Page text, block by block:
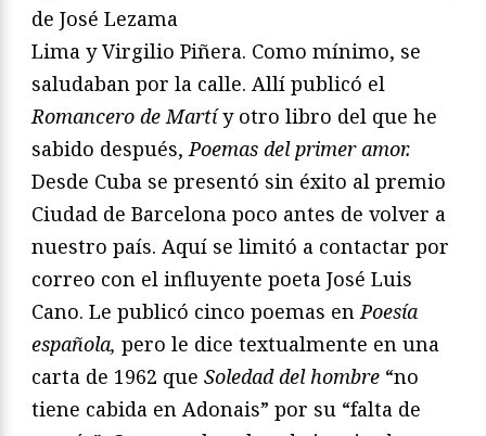
de José Lezama
Lima y Virgilio Piñera. Como mínimo, se
saludaban por la calle. Allí publicó el
Romancero de Martíy otro libro del que he
sabido después,Poemas del primer amor.
Desde Cuba se presentó sin éxito al premio
Ciudad de Barcelona poco antes de volver a
nuestro país. Aquí se limitó a contactar por
correo con el influyente poeta José Luis
Cano. Le publicó cinco poemas enPoesía
española, pero le dice textualmente en una
carta de 1962 que Soledad del hombre “no
tiene cabida en Adonais” por su “falta de